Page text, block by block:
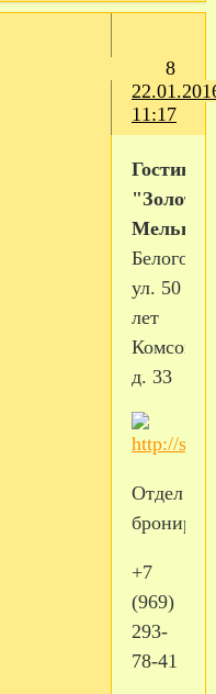
8
11:17
"Золотая
ул. 50
лет
д. 33
Отдел
+7
(969)
293-
78-41